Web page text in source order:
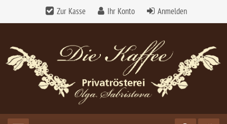
Zur Kasse Ihr Konto Anmelden